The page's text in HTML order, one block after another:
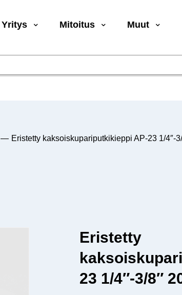
Yritys Mitoitus Muut
— Eristetty kaksoiskupariputkikieppi AP-23 1/4″-
Eristetty
23 1/4″-3/8″